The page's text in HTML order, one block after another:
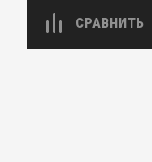
СРАВНИТЬ